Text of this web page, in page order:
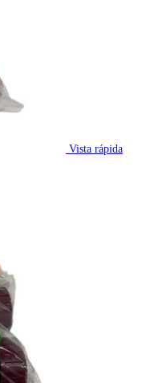
Vista rápida